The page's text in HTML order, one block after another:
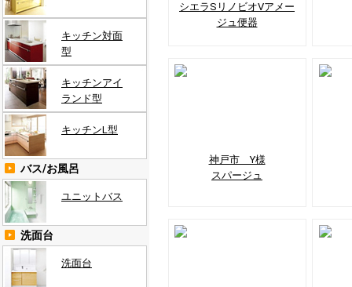
キッチン対面
型
キッチンアイ
ランド型
キッチンL型
バス/お風呂
ユニットバス
洗面台
洗面台
シエラSリノビオVアメー
ジュ便器
神戸市 Y様
スパージュ